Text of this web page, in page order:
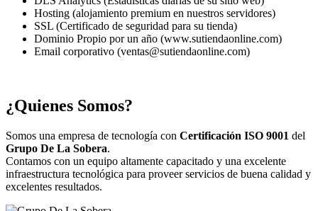
Hosting (alojamiento premium en nuestros servidores)
SSL (Certificado de seguridad para su tienda)
Dominio Propio por un año (www.sutiendaonline.com)
Email corporativo (ventas@sutiendaonline.com)
¿Quienes Somos?
Somos una empresa de tecnología con Certificación ISO 9001 del
Grupo De La Sobera.
Contamos con un equipo altamente capacitado y una excelente
infraestructura tecnológica para proveer servicios de buena calidad y
excelentes resultados.